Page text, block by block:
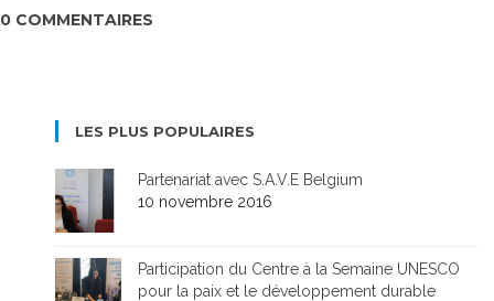
0 COMMENTAIRES
LES PLUS POPULAIRES
Partenariat avec S.A.V.E Belgium
10 novembre 2016
Participation du Centre à la Semaine UNESCO
pour la paix et le développement durable